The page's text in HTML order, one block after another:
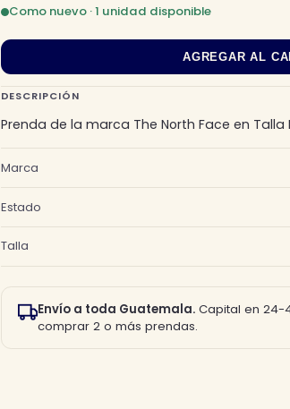
Q240.00.
Q168.00.
Como nuevo · 1 unidad disponible
AGREGAR AL
DESCRIPCIÓN
Prenda de la marca The North Face en Talla
Marca
Estado
Talla
Envío a toda Guatemala. Capital en 24-
comprar 2 o más prendas.